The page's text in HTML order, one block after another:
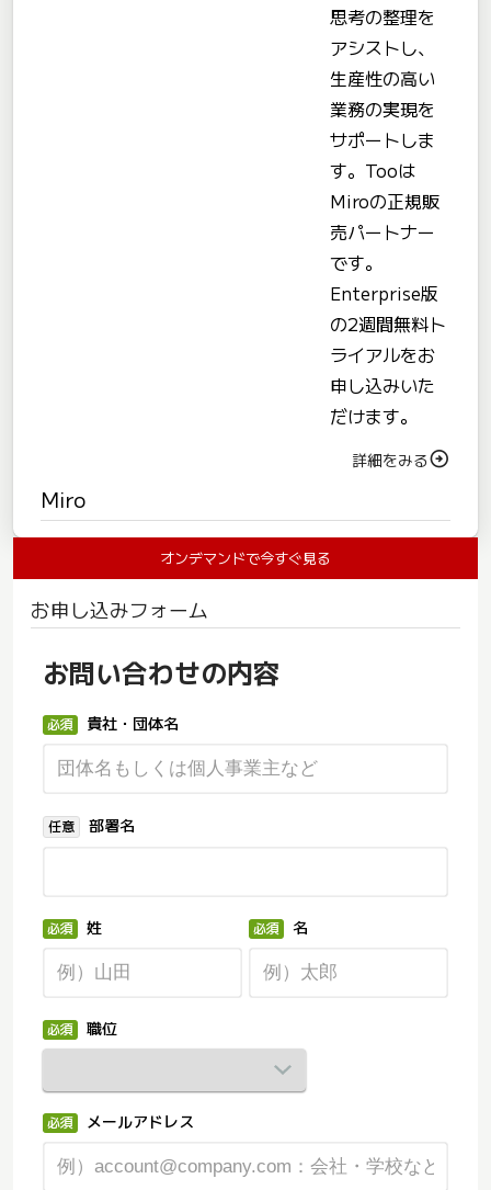
思考の整理を
アシストし、
生産性の高い
業務の実現を
サポートしま
す。Tooは
Miroの正規販
売パートナー
です。
Enterprise版
の2週間無料ト
ライアルをお
申し込みいた
だけます。
詳細をみる
Miro
オンデマンドで今すぐ見る
お申し込みフォーム